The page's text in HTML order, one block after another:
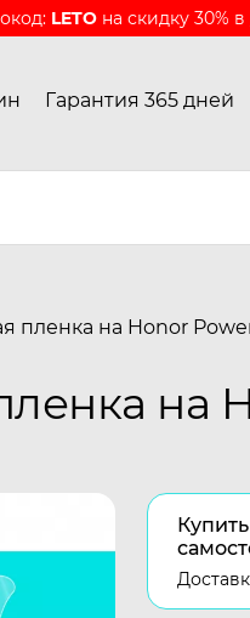
LETO на скидку 30% в
Гарантия 365 дней
пленка на Honor
на